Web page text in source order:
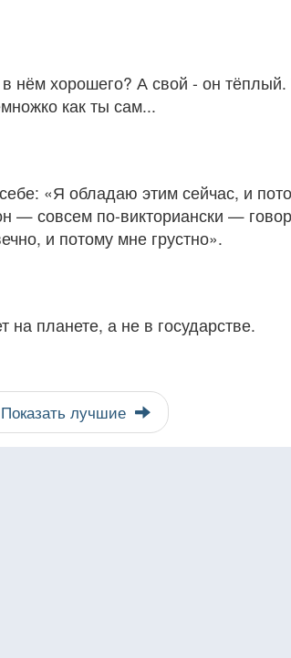
нём хорошего? А свой - он тёплый.
как ты сам...
«Я обладаю этим сейчас, и
— совсем по-викториански —
и потому мне грустно».
на планете, а не в государстве.
Показать лучшие